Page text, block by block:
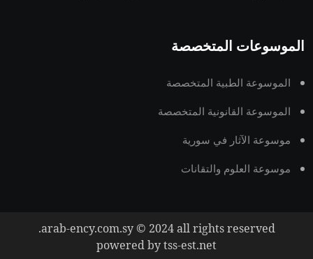
الموسوعات المتخصصة
الموسوعة الطبية المتخصصة
الموسوعة القانونية المتخصصة
موسوعة الآثار في سورية
موسوعة العلوم والتقانات
arab-ency.com.sy © 2024 all rights reserved.
powered by tss-est.net